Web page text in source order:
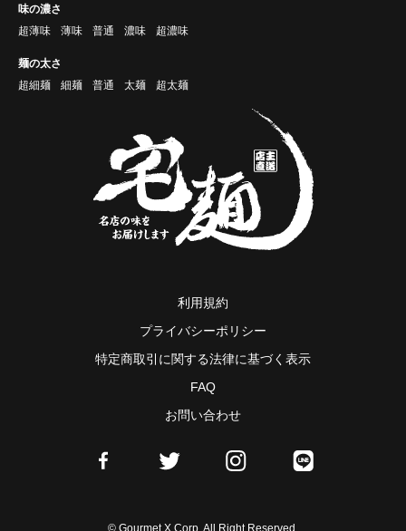
味の濃さ
超薄味
薄味 普通 濃味 超濃味
麺の太さ
超細麺
細麺 普通 太麺 超太麺
利用規約
プライバシーポリシー
特定商取引に関する法律に基づく表示
FAQ
お問い合わせ
© Gourmet X Corp. All Right Reserved.